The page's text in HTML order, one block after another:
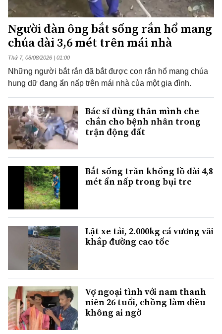
Người đàn ông bắt sống rắn hổ mang
chúa dài 3,6 mét trên mái nhà
Thứ 7, 08/08/2026 | 01:00
Những người bắt rắn đã bắt được con rắn hổ mang chúa
hung dữ đang ẩn nấp trên mái nhà của một gia đình.
Bác sĩ dùng thân mình che
chắn cho bệnh nhân trong
trận động đất
Bắt sống trăn khổng lồ dài 4,8
mét ẩn nấp trong bụi tre
Lật xe tải, 2.000kg cá vương vãi
khắp đường cao tốc
Vợ ngoại tình với nam thanh
niên 26 tuổi, chồng làm điều
không ai ngờ